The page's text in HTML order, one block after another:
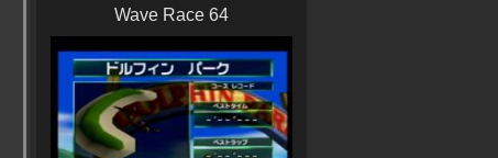
Wave Race 64